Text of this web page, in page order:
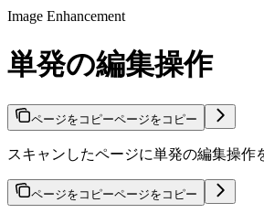
Image Enhancement
単発の編集操作
ページをコピーページをコピー
スキャンしたページに単発の編集操作
ページをコピーページをコピー